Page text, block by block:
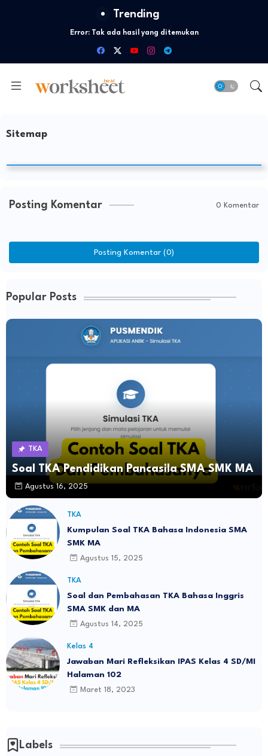
Trending
Error:Tak ada hasil yang ditemukan
Sitemap
Posting Komentar 0 Komentar
Posting Komentar (0)
Popular Posts
TKA
Soal TKA Pendidikan Pancasila SMA SMK MA
Agustus 16, 2025
TKA
Kumpulan Soal TKA Bahasa Indonesia SMA
SMK MA
Agustus 15, 2025
TKA
Soal dan Pembahasan TKA Bahasa Inggris
SMA SMK dan MA
Agustus 14, 2025
Kelas 4
Jawaban Mari Refleksikan IPAS Kelas 4 SD/MI
Halaman 102
Maret 18, 2023
Labels